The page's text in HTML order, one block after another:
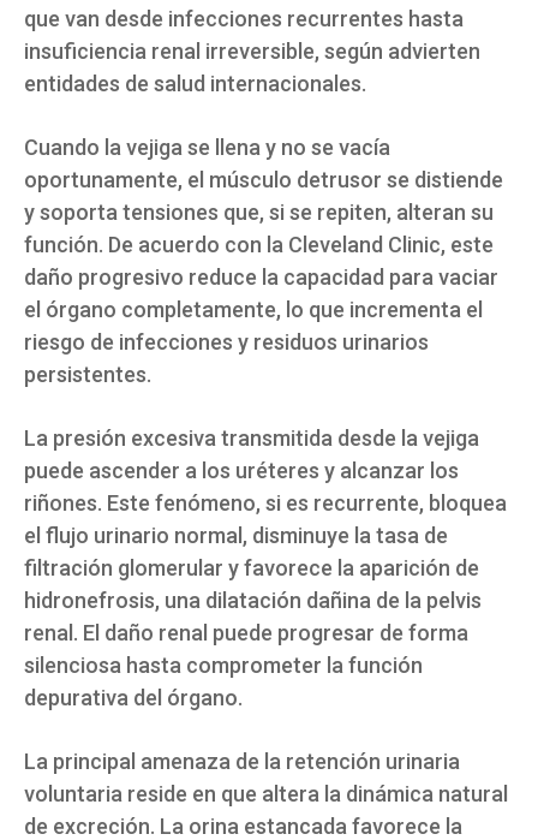
que van desde infecciones recurrentes hasta
insuficiencia renal irreversible, según advierten
entidades de salud internacionales.
Cuando la vejiga se llena y no se vacía
oportunamente, el músculo detrusor se distiende
y soporta tensiones que, si se repiten, alteran su
función. De acuerdo con la Cleveland Clinic, este
daño progresivo reduce la capacidad para vaciar
el órgano completamente, lo que incrementa el
riesgo de infecciones y residuos urinarios
persistentes.
La presión excesiva transmitida desde la vejiga
puede ascender a los uréteres y alcanzar los
riñones. Este fenómeno, si es recurrente, bloquea
el flujo urinario normal, disminuye la tasa de
filtración glomerular y favorece la aparición de
hidronefrosis, una dilatación dañina de la pelvis
renal. El daño renal puede progresar de forma
silenciosa hasta comprometer la función
depurativa del órgano.
La principal amenaza de la retención urinaria
voluntaria reside en que altera la dinámica natural
de excreción. La orina estancada favorece la